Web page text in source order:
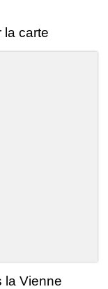
la carte
la Vienne